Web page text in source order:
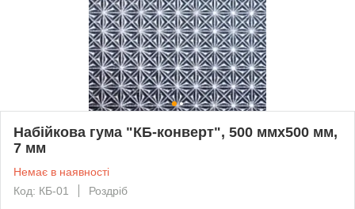
Набійкова гума "КБ-конверт", 500 ммх500 мм,
7 мм
Немає в наявності
Код: КБ-01
Роздріб